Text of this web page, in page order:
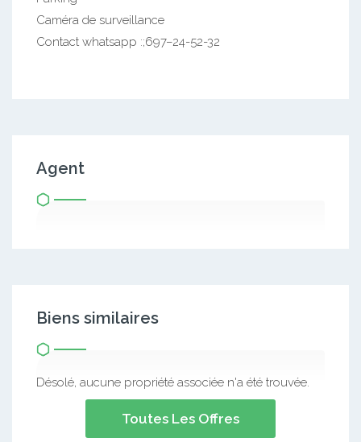
Caméra de surveillance
Contact whatsapp :;697–24-52-32
Agent
Biens similaires
Désolé, aucune propriété associée n'a été trouvée.
Toutes Les Offres